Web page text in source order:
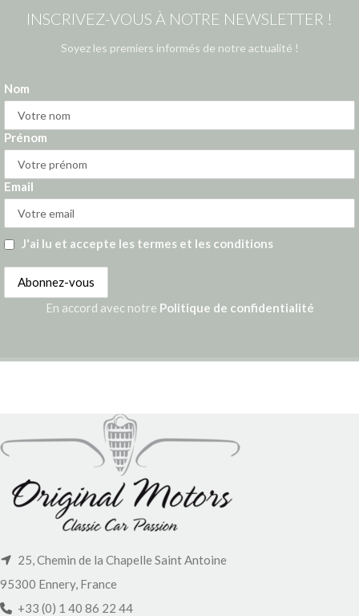
INSCRIVEZ-VOUS À NOTRE NEWSLETTER !
Soyez les premiers informés de notre actualité !
Nom
Prénom
Email
J'ai lu et accepte les termes et les conditions
En accord avec notre Politique de confidentialité
25, Chemin de la Chapelle Saint Antoine
95300 Ennery, France
+33 (0) 1 40 86 22 44